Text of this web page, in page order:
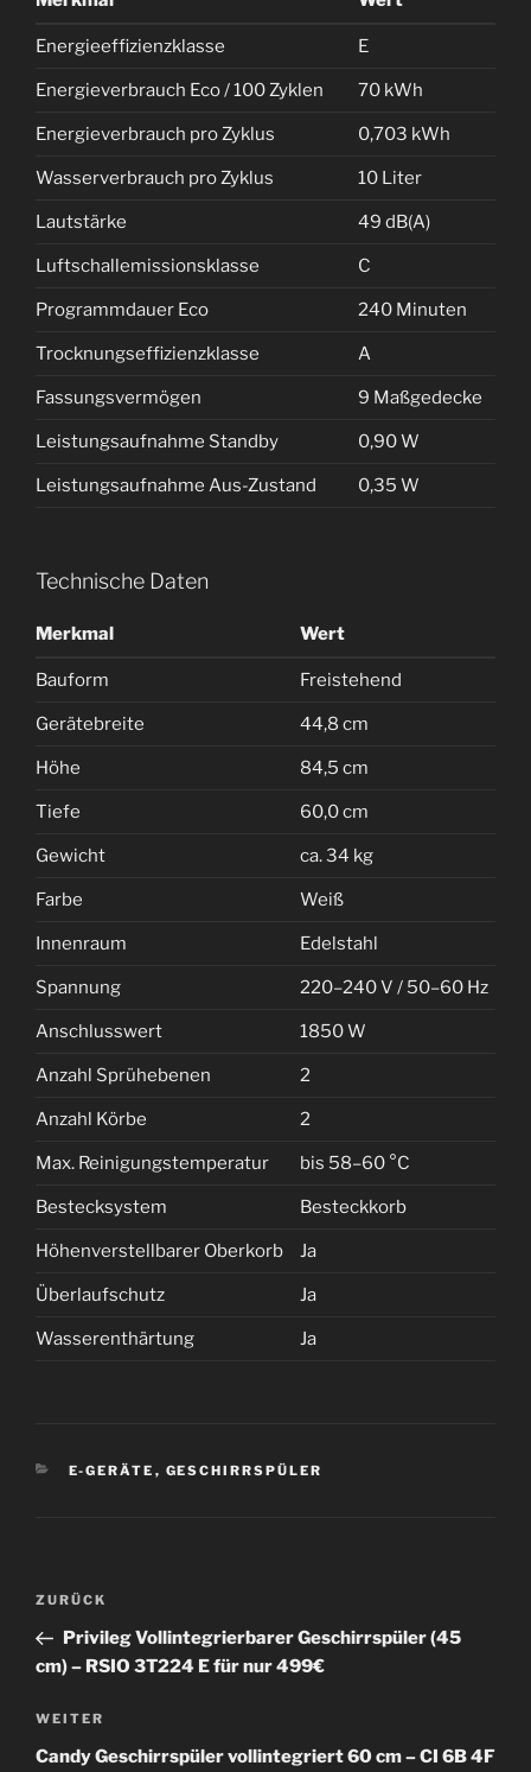
Energieeffizienzklasse E
Energieverbrauch Eco / 100 Zyklen 70 kWh
Energieverbrauch pro Zyklus 0,703 kWh
Wasserverbrauch pro Zyklus 10 Liter
Lautstärke 49 dB(A)
Luftschallemissionsklasse C
Programmdauer Eco 240 Minuten
Trocknungseffizienzklasse A
Fassungsvermögen 9 Maßgedecke
Leistungsaufnahme Standby 0,90 W
Leistungsaufnahme Aus-Zustand 0,35 W
Technische Daten
Merkmal Wert
Bauform Freistehend
Gerätebreite 44,8 cm
Höhe 84,5 cm
Tiefe 60,0 cm
Gewicht ca. 34 kg
Farbe Weiß
Innenraum Edelstahl
Spannung 220–240 V / 50–60 Hz
Anschlusswert 1850 W
Anzahl Sprühebenen 2
Anzahl Körbe 2
Max. Reinigungstemperatur bis 58–60 °C
Bestecksystem Besteckkorb
Höhenverstellbarer Oberkorb Ja
Überlaufschutz Ja
Wasserenthärtung Ja
KATEGORIEN
E-GERÄTE , GESCHIRRSPÜLER
Beitragsnavigation
Vorheriger
Beitrag
ZURÜCK
Privileg Vollintegrierbarer Geschirrspüler (45
cm) – RSIO 3T224 E für nur 499€
Nächster
Beitrag
WEITER
Candy Geschirrspüler vollintegriert 60 cm – CI 6B 4F